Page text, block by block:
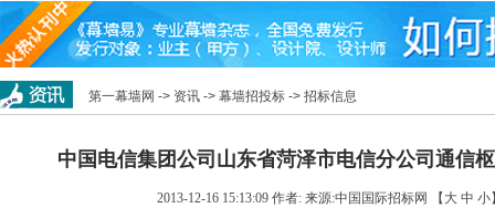
第一幕墙网 -> 资讯 -> 幕墙招投标 -> 招标信息
中国电信集团公司山东省菏泽市电信分公司通信
2013-12-16 15:13:09 作者: 来源:中国国际招标网 【 大 中 小